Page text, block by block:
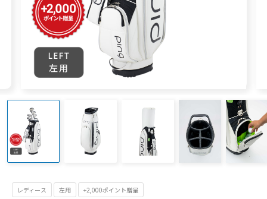
レディース 左用 +2,000ポイント贈呈